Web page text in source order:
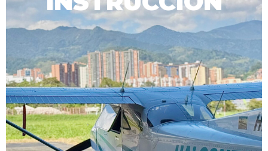
Añade aquí tu texto de
cabecera
Añade aquí tu texto de
cabecera